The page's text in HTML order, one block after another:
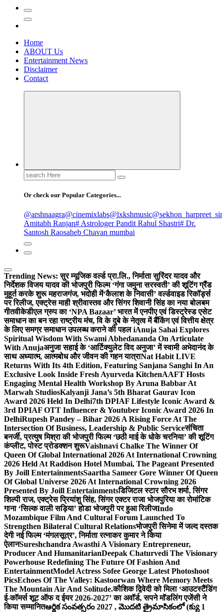
Home
ABOUT Us
Entertainment News
Disclaimer
Contact
Search
for:
Or check our Popular Categories...
@arshnaagra@cinemixlabs@lxkshmusic
Amitabh Ranjan# Astrologer Pandit Rahul Shastri# Dr.
Santosh Raosaheb Chavan mumbai
Trending News: सुर म्यूजिक वर्ल्ड प्रा.लि., निर्माता सुरिंदर यादव और
निर्देशक विजय यादव की भोजपुरी फिल्म ‘गंगा जमुना सरस्वती’ की शूटिंग ग्रैंड
मुहूर्त करके शुरू महराजगंज, भदोही में‘कैलाश के निवासी’ वर्ल्डवाइड रिकॉर्ड्स
पर रिलीज, एक्ट्रेस माही श्रीवास्तव और सिंगर शिवानी सिंह का नया बोलबम
गीतवीकेडीएल ग्रुप का ‘NPA Bazaar’ भारत में एनपीए एवं डिस्ट्रेस्ड एसेट
समाधान का बन रहा राष्ट्रीय मंच, वि के दुबे के नेतृत्व में बैंकिंग एवं वित्तीय क्षेत्र
के लिए समग्र समाधान उपलब्ध कराने की पहल iAnuja Sahai Explores
Spiritual Wisdom With Swami Abhedananda On Articulate
With Anujaअनुजा सहाई के ‘आर्टिक्युलेट विद अनुजा’ में स्वामी अभेदानंद के
साथ अध्यात्म, आत्मबोध और जीवन की गहन यात्राNat Habit LIVE
Returns With Its 4th Edition, Featuring Sanjana Sanghi In An
Exclusive Look Inside Fresh Ayurveda KitchenAAFT Hosts
Engaging Mental Health Workshop By Aruna Babbar At
Marwah StudiosKalyanji Jana’s 5th Bharat Gaurav Icon
Award 2026 Held In Delhi7th DPIAF Lifestyle Iconic Award &
3rd DPIAF OTT Influencer & Youtuber Iconic Award 2026 In
DelhiRupesh Pandey – Bihar 2026 A Rising Force At The
Intersection Of Business, Leadership & Public Serviceसंचिता
बनर्जी, प्रत्युष मिश्रा की भोजपुरी फिल्म ‘छठी माई के धोके चरनिया’ की शूटिंग
कंप्लीट, पोस्ट प्रोडक्शन शुरूVaishnavi Chalke The Winner Of
Queen Of Global International 2026 At International Crowning
2026 Held At Raddison Hotel Mumbai, The Pageant Presented
By Joill EntertainmentsSaartha Sameer Gore Winner Of Queen
Of Global Universe 2026 At International Crowning 2026
Presented By Joill Entertainmentsडिजिटल स्टार सौरभ शर्मा, सिंगर
शिल्पी राज, एक्ट्रेस प्रियांशु सिंह, सिंगर एक्टर राजा भोजपुरिया का रोमांटिक
गाना ‘सिल्क वाली सड़िया’ होडा भोजपुरी पर हुआ रिलीजIndo
Mozambique Film And Cultural Forum Launched To
Strengthen Bilateral Cultural Relationsभोजपुरी सिनेमा में जल्द दस्तक
देगी नई फिल्म ‘मंगलसूत्र’, निर्माता रत्नाकर कुमार ने किया
ऐलानSureshchandra Awasthi A Visionary Entrepreneur,
Producer And HumanitarianDeepak Chaturvedi The Visionary
Powerhouse Redefining The Future Of Fashion And
EntertainmentModel Actress Sofee George Latest Photoshoot
PicsEchoes Of The Valley: Kastoorwan Where Memory Meets
The Mountain Air And Solitude.कौशिक द्विवेदी को मिला ‘आउटस्टैंडिंग
ई-कॉमर्स शूट ऑफ द ईयर 2026-2027’ का अवॉर्ड, सपने मॉडलिंग एजेंसी ने
किया सम्मानितఆర్థిక సంవత్సరం 2027 , మొదటి త్రైమాసికంలో (క్యు 1